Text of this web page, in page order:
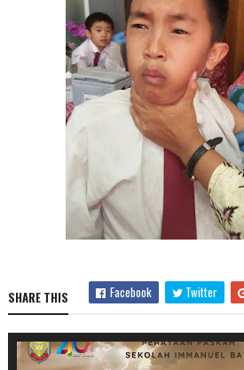
SHARE THIS Facebook Twitter